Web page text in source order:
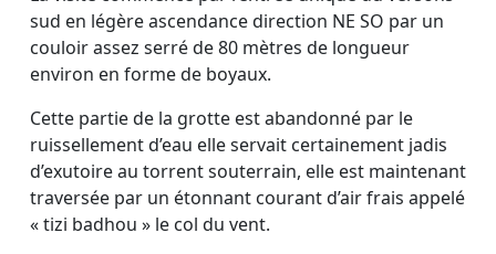
sud en légère ascendance direction NE SO par un
couloir assez serré de 80 mètres de longueur
environ en forme de boyaux.
Cette partie de la grotte est abandonné par le
ruissellement d’eau elle servait certainement jadis
d’exutoire au torrent souterrain, elle est maintenant
traversée par un étonnant courant d’air frais appelé
« tizi badhou » le col du vent.